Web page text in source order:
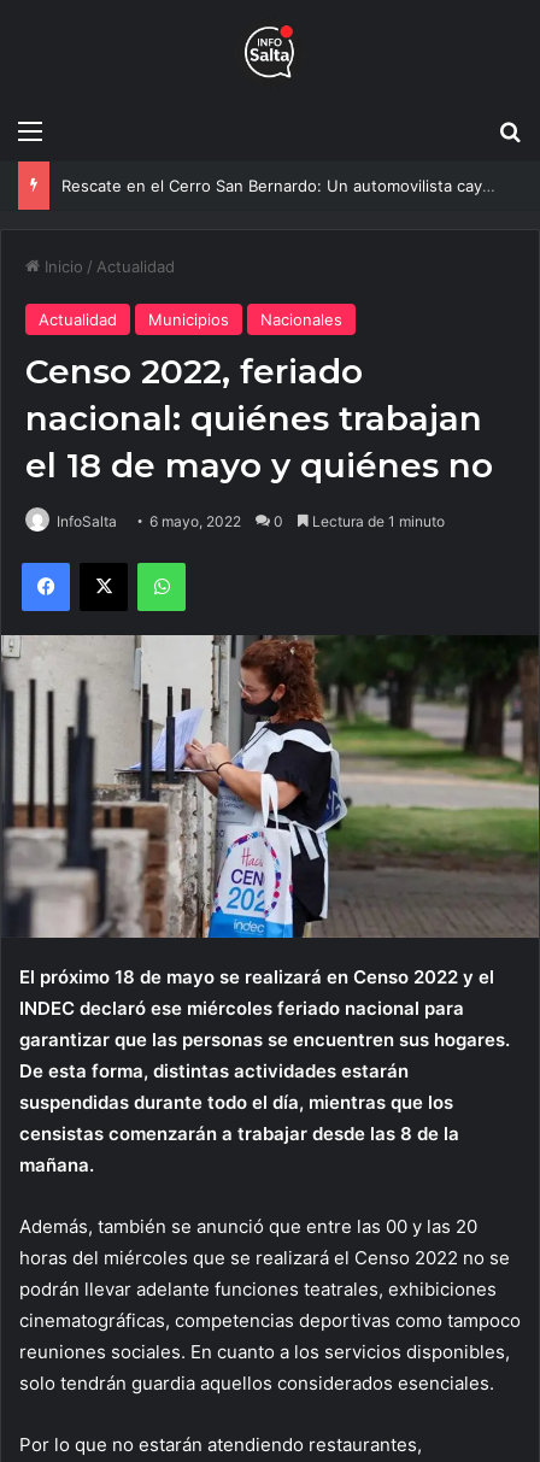
Menú
El Gobierno de Salta y la Policía Federal avanzan con nuevas medidas contra el delito
Inicio / Actualidad
Actualidad Municipios Nacionales
Censo 2022, feriado
nacional: quiénes trabajan
el 18 de mayo y quiénes no
InfoSalta 6 mayo, 2022 0 Lectura de 1 minuto
Facebook
X WhatsApp
El próximo 18 de mayo se realizará en Censo 2022 y el
INDEC declaró ese miércoles feriado nacional para
garantizar que las personas se encuentren sus hogares.
De esta forma, distintas actividades estarán
suspendidas durante todo el día, mientras que los
censistas comenzarán a trabajar desde las 8 de la
mañana.
Además, también se anunció que entre las 00 y las 20
horas del miércoles que se realizará el Censo 2022 no se
podrán llevar adelante funciones teatrales, exhibiciones
cinematográficas, competencias deportivas como tampoco
reuniones sociales. En cuanto a los servicios disponibles,
solo tendrán guardia aquellos considerados esenciales.
Por lo que no estarán atendiendo restaurantes,